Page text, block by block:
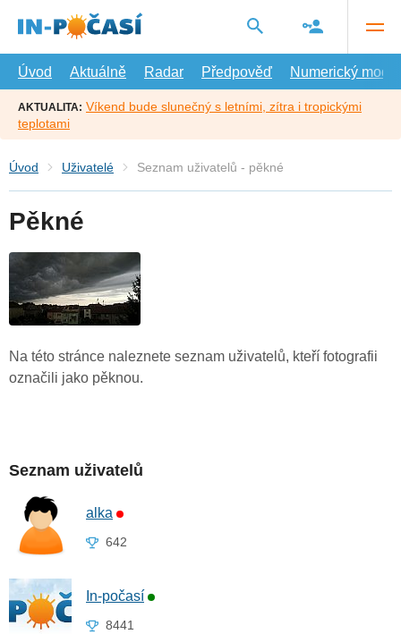
hlavní
Úvod
Aktuálně Radar Předpověď Numerický model
AKTUALITA: Víkend bude slunečný s letními, zítra i tropickými
teplotami
Úvod Uživatelé Seznam uživatelů - pěkné
Pěkné
Na této stránce naleznete seznam uživatelů, kteří fotografii
označili jako pěknou.
Seznam uživatelů
alka
642
In-počasí
8441